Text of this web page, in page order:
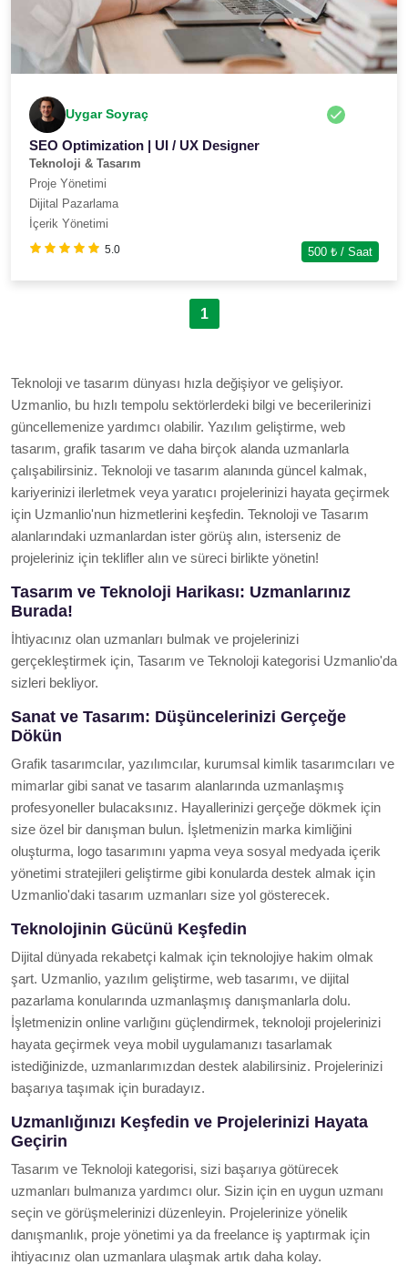
Uygar Soyraç
SEO Optimization | UI / UX Designer
Teknoloji & Tasarım
Proje Yönetimi
Dijital Pazarlama
İçerik Yönetimi
5.0 500 ₺ / Saat
1
Teknoloji ve tasarım dünyası hızla değişiyor ve gelişiyor.
Uzmanlio, bu hızlı tempolu sektörlerdeki bilgi ve becerilerinizi
güncellemenize yardımcı olabilir. Yazılım geliştirme, web
tasarım, grafik tasarım ve daha birçok alanda uzmanlarla
çalışabilirsiniz. Teknoloji ve tasarım alanında güncel kalmak,
kariyerinizi ilerletmek veya yaratıcı projelerinizi hayata geçirmek
için Uzmanlio'nun hizmetlerini keşfedin. Teknoloji ve Tasarım
alanlarındaki uzmanlardan ister görüş alın, isterseniz de
projeleriniz için teklifler alın ve süreci birlikte yönetin!
Tasarım ve Teknoloji Harikası: Uzmanlarınız
Burada!
İhtiyacınız olan uzmanları bulmak ve projelerinizi
gerçekleştirmek için, Tasarım ve Teknoloji kategorisi Uzmanlio'da
sizleri bekliyor.
Sanat ve Tasarım: Düşüncelerinizi Gerçeğe
Dökün
Grafik tasarımcılar, yazılımcılar, kurumsal kimlik tasarımcıları ve
mimarlar gibi sanat ve tasarım alanlarında uzmanlaşmış
profesyoneller bulacaksınız. Hayallerinizi gerçeğe dökmek için
size özel bir danışman bulun. İşletmenizin marka kimliğini
oluşturma, logo tasarımını yapma veya sosyal medyada içerik
yönetimi stratejileri geliştirme gibi konularda destek almak için
Uzmanlio'daki tasarım uzmanları size yol gösterecek.
Teknolojinin Gücünü Keşfedin
Dijital dünyada rekabetçi kalmak için teknolojiye hakim olmak
şart. Uzmanlio, yazılım geliştirme, web tasarımı, ve dijital
pazarlama konularında uzmanlaşmış danışmanlarla dolu.
İşletmenizin online varlığını güçlendirmek, teknoloji projelerinizi
hayata geçirmek veya mobil uygulamanızı tasarlamak
istediğinizde, uzmanlarımızdan destek alabilirsiniz. Projelerinizi
başarıya taşımak için buradayız.
Uzmanlığınızı Keşfedin ve Projelerinizi Hayata
Geçirin
Tasarım ve Teknoloji kategorisi, sizi başarıya götürecek
uzmanları bulmanıza yardımcı olur. Sizin için en uygun uzmanı
seçin ve görüşmelerinizi düzenleyin. Projelerinize yönelik
danışmanlık, proje yönetimi ya da freelance iş yaptırmak için
ihtiyacınız olan uzmanlara ulaşmak artık daha kolay.